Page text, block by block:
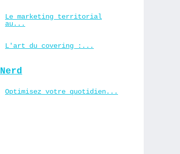
Le marketing territorial
au...
L'art du covering :...
Nerd
Optimisez votre quotidien...